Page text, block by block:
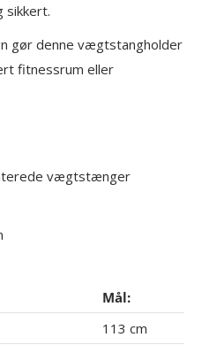
sikkert.
gør denne vægtstangholder
fitnessrum eller
vægtstænger
Mål:
113 cm